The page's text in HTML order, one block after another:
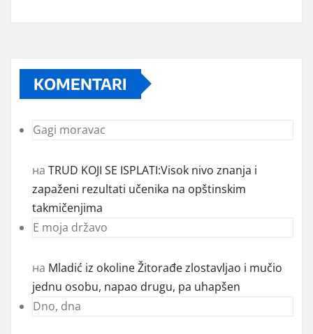
KOMENTARI
Gagi moravac
на TRUD KOJI SE ISPLATI:Visok nivo znanja i
zapaženi rezultati učenika na opštinskim
takmičenjima
E moja državo
на Mladić iz okoline Žitorađe zlostavljao i mučio
jednu osobu, napao drugu, pa uhapšen
Dno, dna